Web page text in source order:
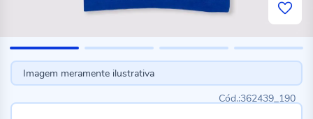
Imagem meramente ilustrativa
362439_190